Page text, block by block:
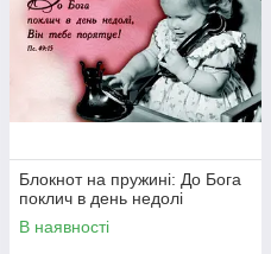
Блокнот на пружині: До Бога
поклич в день недолі
В наявності